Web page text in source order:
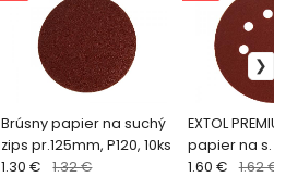
Brúsny papier na suchý
zips pr.125mm, P120, 10ks
1.30 € 1.32 €
EXTOL
papier na s.
pr.125mm s
1.60 € 1.62 €